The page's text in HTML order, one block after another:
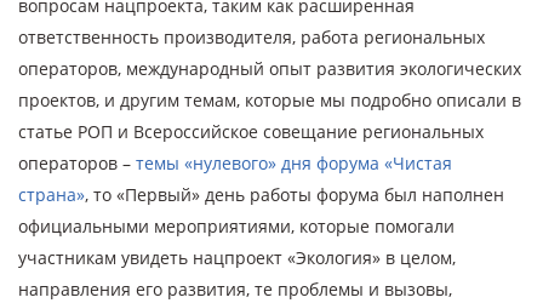
вопросам нацпроекта, таким как расширенная
ответственность производителя, работа региональных
операторов, международный опыт развития экологических
проектов, и другим темам, которые мы подробно описали в
статье РОП и Всероссийское совещание региональных
операторов – темы «нулевого» дня форума «Чистая
страна», то «Первый» день работы форума был наполнен
официальными мероприятиями, которые помогали
участникам увидеть нацпроект «Экология» в целом,
направления его развития, те проблемы и вызовы,